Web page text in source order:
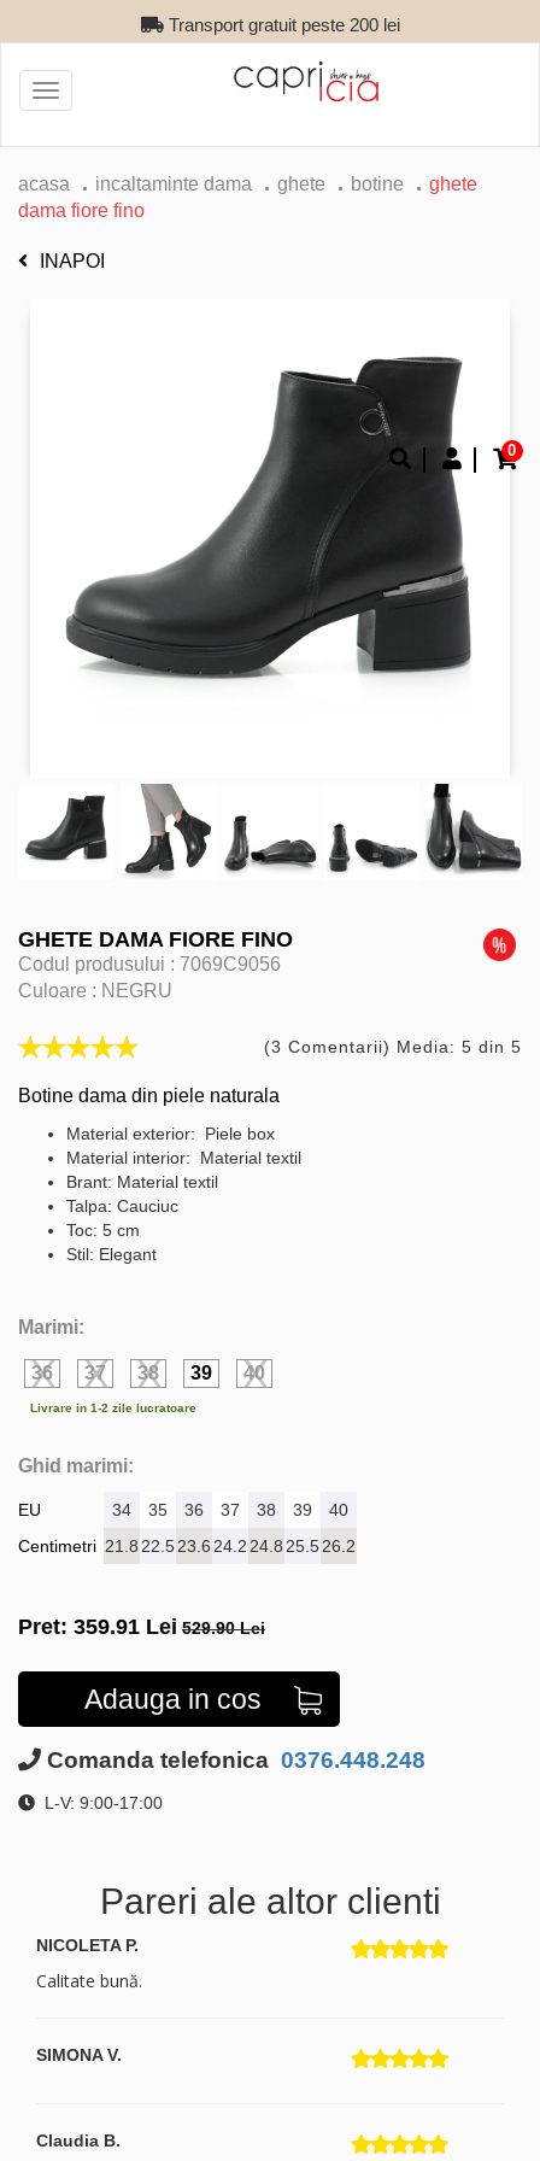
Transport gratuit peste 200 lei
0
Toggle
navigation
acasa incaltaminte dama ghete botine
ghete
dama fiore fino
INAPOI
GHETE DAMA FIORE FINO
Codul produsului : 7069C9056
Culoare : NEGRU
(3 Comentarii) Media: 5 din 5
Botine dama din piele naturala
Material exterior: Piele box
Material interior: Material textil
Brant: Material textil
Talpa: Cauciuc
Toc: 5 cm
Stil: Elegant
Marimi:
36 37 38 39 40
Livrare in 1-2 zile lucratoare
Ghid marimi:
EU
Centimetri
34 35 36 37 38 39
40
21.8 22.523.6 24.2 24.8 25.526.2
Pret: 359.91 Lei 529.90 Lei
Adauga in cos
Comanda telefonica 0376.448.248
L-V: 9:00-17:00
Pareri ale altor clienti
NICOLETA P.
Calitate bună.
SIMONA V.
Claudia B.